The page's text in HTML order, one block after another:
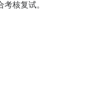
核复试。